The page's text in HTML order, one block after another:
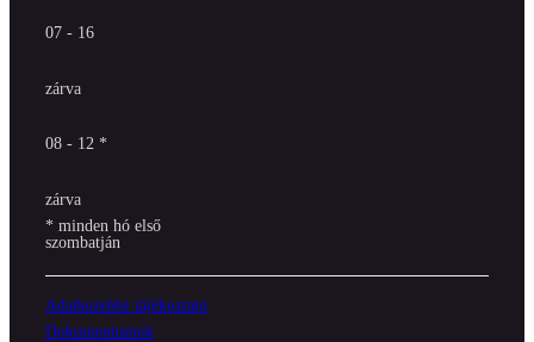
07 - 16
zárva
08 - 12 *
zárva
* minden hó első
szombatján
Adatkezelési tájékoztató
Dokumentumok